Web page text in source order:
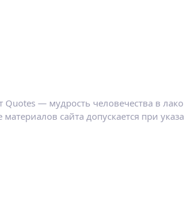
Quotes — мудрость человечества в
сайта допускается при